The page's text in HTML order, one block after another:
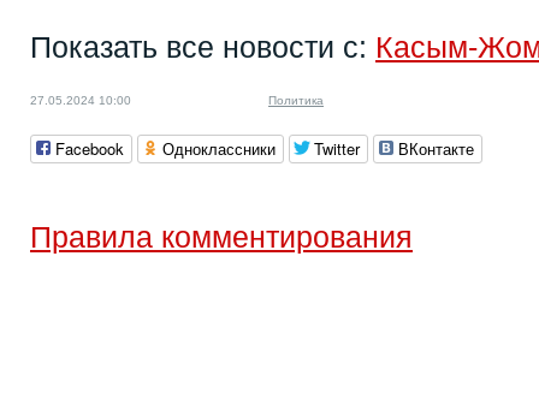
Показать все новости с: Касым-
27.05.2024 10:00 Политика
Facebook Одноклассники Twitter ВКонтакте
Правила комментирования